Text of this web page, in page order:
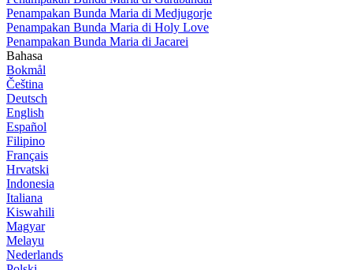
Penampakan Bunda Maria di Medjugorje
Penampakan Bunda Maria di Holy Love
Penampakan Bunda Maria di Jacarei
Bahasa
Bokmål
Čeština
Deutsch
English
Español
Filipino
Français
Hrvatski
Indonesia
Italiana
Kiswahili
Magyar
Melayu
Nederlands